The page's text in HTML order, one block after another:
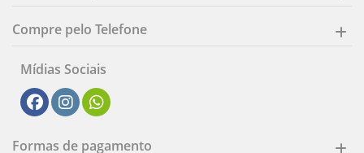
Compre pelo Telefone
Mídias Sociais
Formas de pagamento